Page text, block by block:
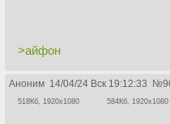
>айфон
Аноним 14/04/24 Вск 19:12:33 №
518Кб, 1920x1080 584Кб, 1920x1080